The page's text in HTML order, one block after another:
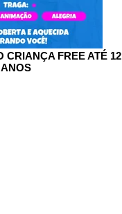
CRIANÇA FREE ATÉ 12
ANOS